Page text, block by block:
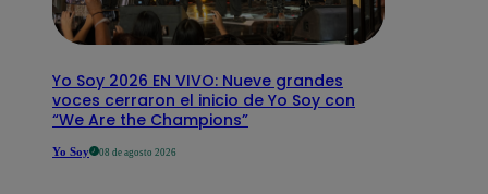
Yo Soy 2026 EN VIVO: Nueve grandes
voces cerraron el inicio de Yo Soy con
“We Are the Champions”
Yo Soy 08 de agosto 2026